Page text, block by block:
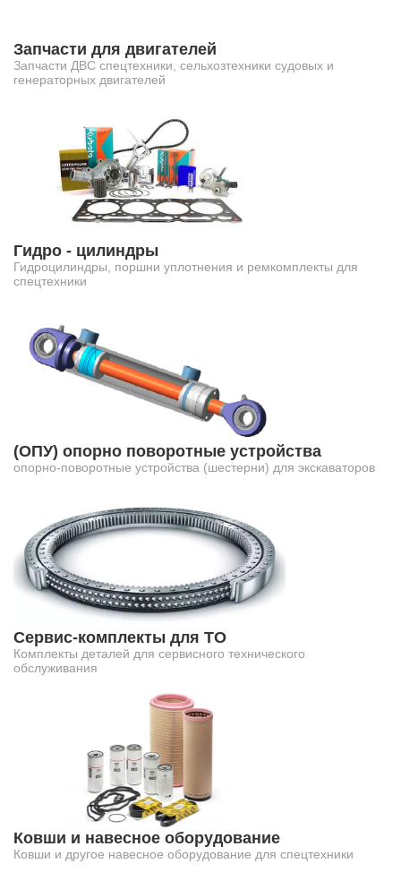
Запчасти для двигателей
Запчасти ДВС спецтехники, сельхозтехники судовых и
генераторных двигателей
Гидро - цилиндры
Гидроцилиндры, поршни уплотнения и ремкомплекты для
спецтехники
(ОПУ) опорно поворотные устройства
опорно-поворотные устройства (шестерни) для экскаваторов
Сервис-комплекты для ТО
Комплекты деталей для сервисного технического
обслуживания
Ковши и навесное оборудование
Ковши и другое навесное оборудование для спецтехники